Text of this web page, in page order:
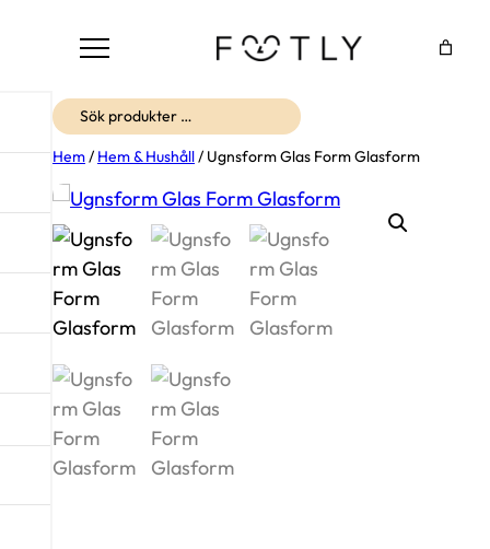
Sök
Hem / Hem & Hushåll / Ugnsform Glas Form Glasform